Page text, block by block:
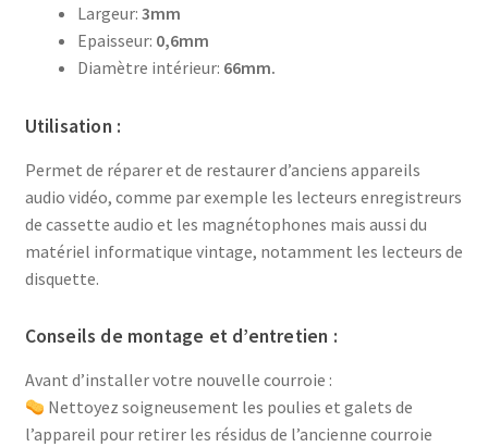
Largeur: 3mm
Epaisseur: 0,6mm
Diamètre intérieur: 66mm.
Utilisation :
Permet de réparer et de restaurer d’anciens appareils
audio vidéo, comme par exemple les lecteurs enregistreurs
de cassette audio et les magnétophones mais aussi du
matériel informatique vintage, notamment les lecteurs de
disquette.
Conseils de montage et d’entretien :
Avant d’installer votre nouvelle courroie :
Nettoyez soigneusement les poulies et galets de
l’appareil pour retirer les résidus de l’ancienne courroie